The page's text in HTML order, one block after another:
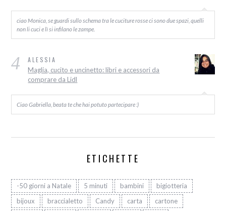
ciao Monica, se guardi sullo schema tra le cuciture rosse ci sono due spazi, quelli
non li cuci e lì si infilano le zampe.
4 ALESSIA
Maglia, cucito e uncinetto: libri e accessori da
comprare da Lidl
Ciao Gabriella, beata te che hai potuto partecipare :)
ETICHETTE
-50 giorni a Natale 5 minuti bambini
bigiotteria
bijoux
braccialetto Candy carta
cartone